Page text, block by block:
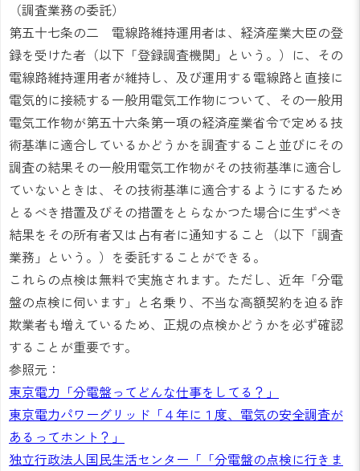
（調査業務の委託）
第五十七条の二 電線路維持運用者は、経済産業大臣の登
録を受けた者（以下「登録調査機関」という。）に、その
電線路維持運用者が維持し、及び運用する電線路と直接に
電気的に接続する一般用電気工作物について、その一般用
電気工作物が第五十六条第一項の経済産業省令で定める技
術基準に適合しているかどうかを調査すること並びにその
調査の結果その一般用電気工作物がその技術基準に適合し
ていないときは、その技術基準に適合するようにするため
とるべき措置及びその措置をとらなかつた場合に生ずべき
結果をその所有者又は占有者に通知すること（以下「調査
業務」という。）を委託することができる。
これらの点検は無料で実施されます。ただし、近年「分電
盤の点検に伺います」と名乗り、不当な高額契約を迫る詐
欺業者も増えているため、正規の点検かどうかを必ず確認
することが重要です。
参照元：
東京電力「分電盤ってどんな仕事をしてる？」
東京電力パワーグリッド「４年に１度、電気の安全調査が
あるってホント？」
独立行政法人国民生活センター「「分電盤の点検に行きま